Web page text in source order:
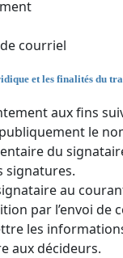
courriel
et les finalités du
aux fins
le
du
signatures.
au
par l’envoi de
les
aux décideurs.